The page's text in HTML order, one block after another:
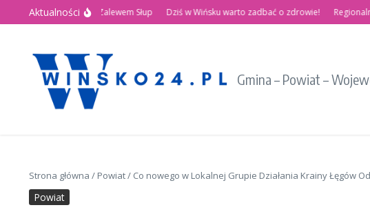
Przejdź do treści
Aktualności
Letnie Święto nad Zalewem Słup Dziś w Wińsku warto zadbać o zdrowie! Regionalna
Gmina – Powiat –
Strona główna / Powiat/ Co nowego w Lokalnej Grupie Działania Krainy Łęgów
Powiat